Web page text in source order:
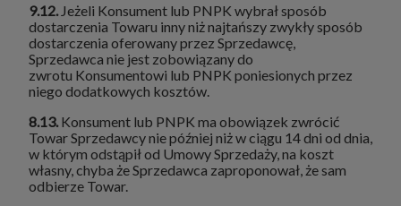
9.12. Jeżeli Konsument lub PNPK wybrał sposób
dostarczenia Towaru inny niż najtańszy zwykły sposób
dostarczenia oferowany przez Sprzedawcę,
Sprzedawca nie jest zobowiązany do
zwrotu Konsumentowi lub PNPK poniesionych przez
niego dodatkowych kosztów.
8.13. Konsument lub PNPK ma obowiązek zwrócić
Towar Sprzedawcy nie później niż w ciągu 14 dni od dnia,
w którym odstąpił od Umowy Sprzedaży, na koszt
własny, chyba że Sprzedawca zaproponował, że sam
odbierze Towar.